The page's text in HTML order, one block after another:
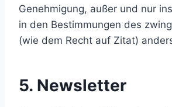
Genehmigung, außer und nur
in den Bestimmungen des
(wie dem Recht auf Zitat)
5. Newsletter